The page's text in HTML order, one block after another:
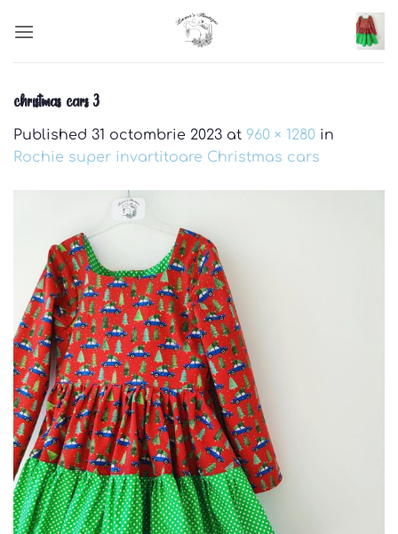
christmas cars 3
Published 31 octombrie 2023 at 960 × 1280 in
Rochie super invartitoare Christmas cars